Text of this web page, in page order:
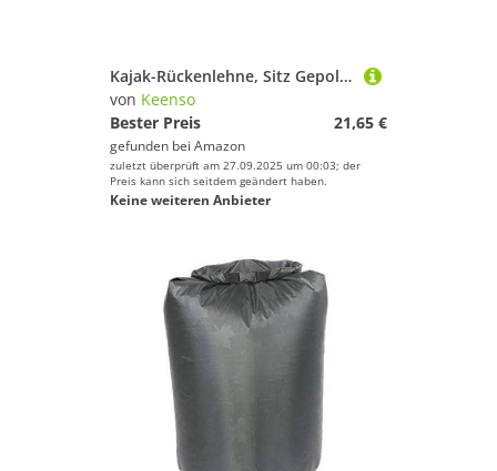
Kajak-Rückenlehne, Sitz Gepolstert, Verstellbare Kajak-Rückenlehne, Rückenstützpolster für Kajaks und Kanus
von Keenso
Bester Preis
21,65 €
gefunden bei Amazon
zuletzt überprüft am 27.09.2025 um 00:03; der
Preis kann sich seitdem geändert haben.
Keine weiteren Anbieter